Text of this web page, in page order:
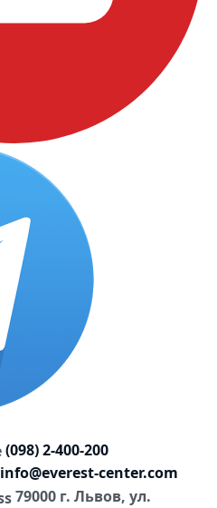
(098) 2-400-200
info@everest-center.com
79000 г. Львов, ул.